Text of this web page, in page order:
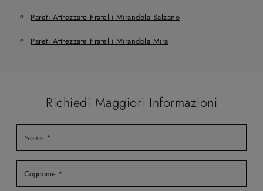
Pareti Attrezzate Fratelli Mirandola Salzano
Pareti Attrezzate Fratelli Mirandola Mira
Richiedi Maggiori Informazioni